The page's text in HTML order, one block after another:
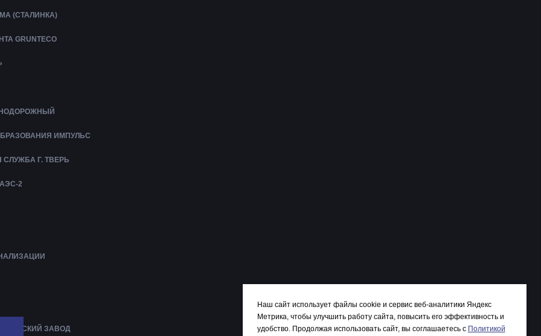
(СТАЛИНКА)
GRUNTECO
ИМПУЛЬС
Г. ТВЕРЬ
2
ЗАВОД
Наш сайт использует файлы cookie и сервис веб-аналитики Яндекс
Метрика, чтобы улучшить работу сайта, повысить его эффективность и
удобство. Продолжая использовать сайт, вы соглашаетесь c Политикой